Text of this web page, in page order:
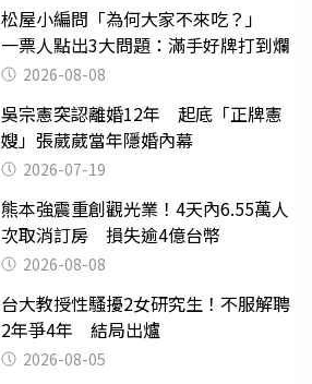
松屋小編問「為何大家不來吃？」
一票人點出3大問題：滿手好牌打到爛
2026-08-08
吳宗憲突認離婚12年 起底「正牌憲
嫂」張葳葳當年隱婚內幕
2026-07-19
熊本強震重創觀光業！4天內6.55萬人
次取消訂房 損失逾4億台幣
2026-08-08
台大教授性騷擾2女研究生！不服解聘
2年爭4年 結局出爐
2026-08-05